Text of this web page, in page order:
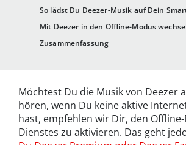
So lädst Du Deezer-Musik auf Dein
Mit Deezer in den Offline-Modus
Zusammenfassung
Möchtest Du die Musik von Deezer
hören, wenn Du keine aktive
hast, empfehlen wir Dir, den
Dienstes zu aktivieren. Das geht